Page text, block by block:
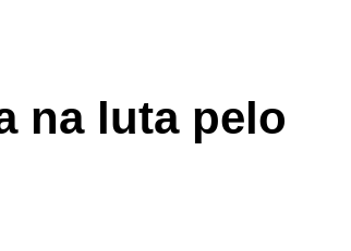
na luta pelo